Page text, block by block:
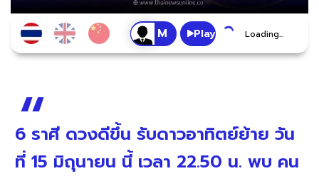
Play Loading...
6 ราศี ดวงดีขึ้น รับดาวอาทิตย์ย้าย วัน
ที่ 15 มิถุนายน นี้ เวลา 22.50 น. พบ คน